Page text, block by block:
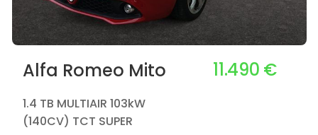
Alfa Romeo Mito
1.4 TB MULTIAIR 103kW
(140CV) TCT SUPER
11.490 €